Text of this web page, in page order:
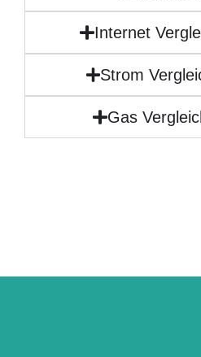
Internet
Strom
Gas